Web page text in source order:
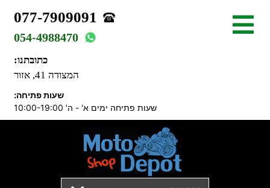
077-7909091
054-4988470
כתובתנו:
המצודה 41, אזור
שעות פתיחה:
שעות פתיחה ימים א' - ה' 10:00-19:00